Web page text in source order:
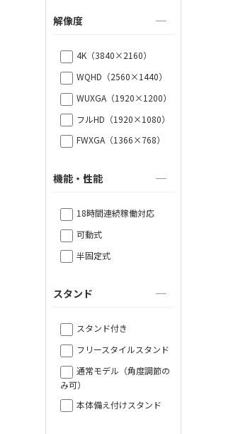
解像度
4K（3840×2160）
WQHD（2560×1440）
WUXGA（1920×1200）
フルHD（1920×1080）
FWXGA（1366×768）
機能・性能
18時間連続稼働対応
可動式
半固定式
スタンド
スタンド付き
フリースタイルスタンド
通常モデル（角度調節の
み可）
本体備え付けスタンド